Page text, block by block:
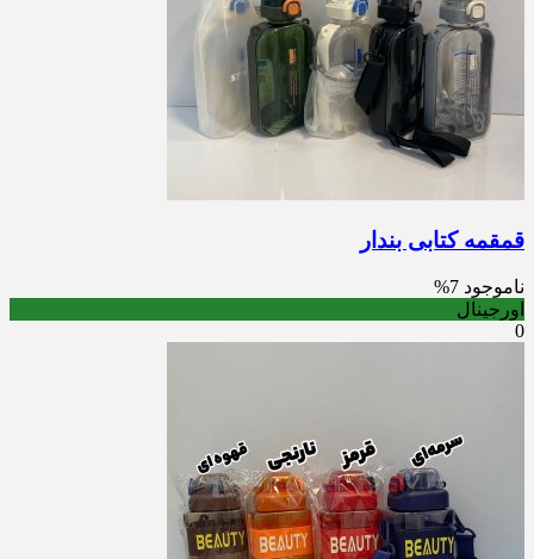
قمقمه کتابی بندار
ناموجود 7%
اورجینال
0